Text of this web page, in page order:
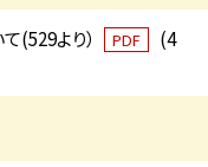
(529より） PDF
(4